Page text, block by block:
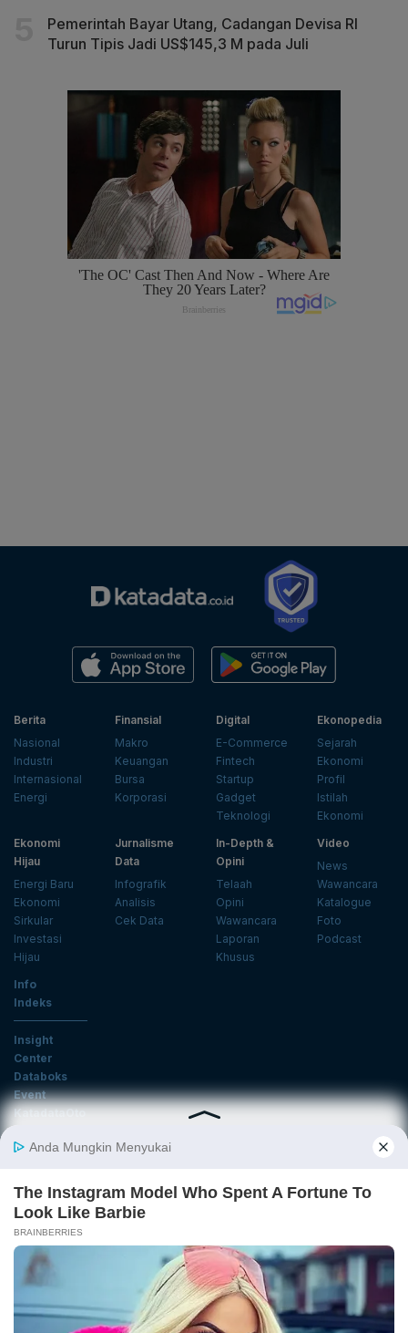
Pemerintah Bayar Utang, Cadangan Devisa RI
Turun Tipis Jadi US$145,3 M pada Juli
Berita
Nasional
Industri
Internasional
Energi
Finansial
Makro
Keuangan
Bursa
Korporasi
Digital
E-Commerce
Fintech
Startup
Gadget
Teknologi
Ekonopedia
Sejarah
Ekonomi
Profil
Istilah
Ekonomi
Ekonomi
Hijau
Energi Baru
Ekonomi
Sirkular
Investasi
Hijau
Jurnalisme
Data
Infografik
Analisis
Cek Data
In-Depth &
Opini
Telaah
Opini
Wawancara
Laporan
Khusus
Video
News
Wawancara
Katalogue
Foto
Podcast
Info
Indeks
Insight
Center
Databoks
Event
KatadataOto
Email
Daftar
Tentang Katadata Advertising
Pedoman Media Siber